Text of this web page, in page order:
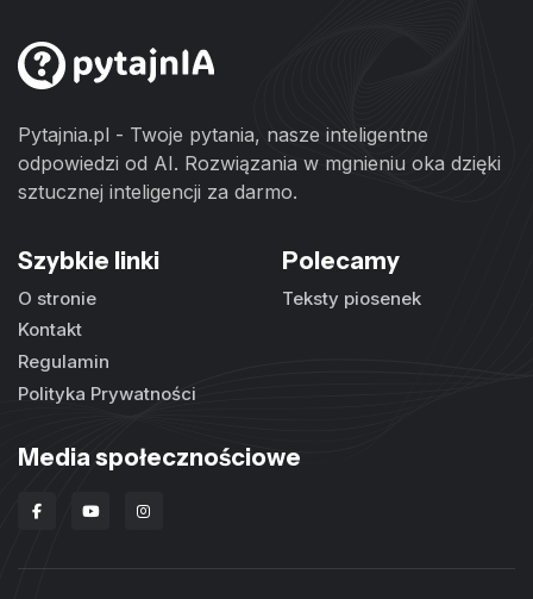
Pytajnia.pl - Twoje pytania, nasze inteligentne
odpowiedzi od AI. Rozwiązania w mgnieniu oka dzięki
sztucznej inteligencji za darmo.
Szybkie linki
O stronie
Kontakt
Regulamin
Polityka Prywatności
Polecamy
Teksty piosenek
Media społecznościowe